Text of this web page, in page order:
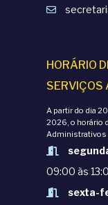
HORÁRIO
SERVIÇOS
A partir do dia
2026, o horário
Administrativos
09:00 às
sexta-